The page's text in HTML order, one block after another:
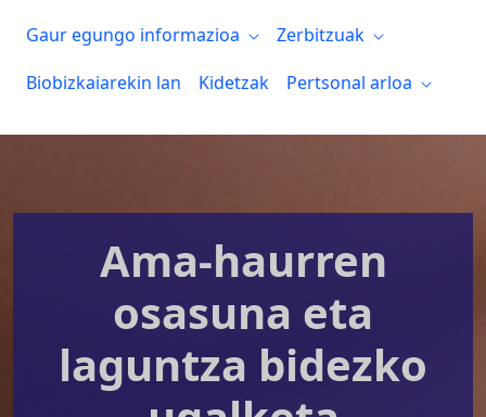
Gaur egungo informazioa
Zerbitzuak
Biobizkaiarekin lan
Kidetzak Pertsonal arloa
Ama-haurren
osasuna eta
laguntza bidezko